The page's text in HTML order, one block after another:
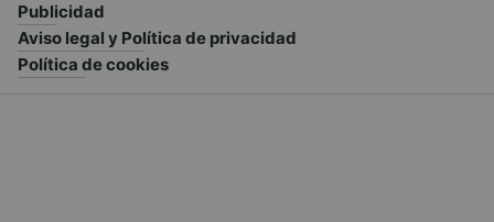
Publicidad
Aviso legal y Política de privacidad
Política de cookies